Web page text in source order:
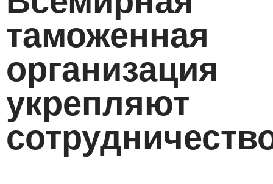
таможенная
организация
укрепляют